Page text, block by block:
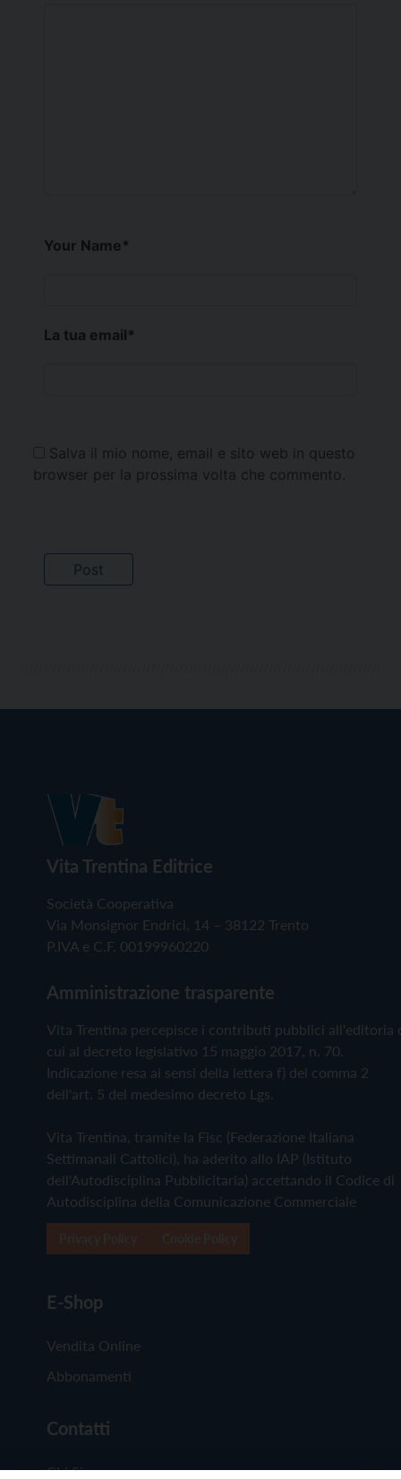
Your Name*
La tua email*
Salva il mio nome, email e sito web in questo
browser per la prossima volta che commento.
Vita Trentina Editrice
Società Cooperativa
Via Monsignor Endrici, 14 – 38122 Trento
P.IVA e C.F. 00199960220
Amministrazione trasparente
Vita Trentina percepisce i contributi pubblici all'editoria
cui al decreto legislativo 15 maggio 2017, n. 70.
Indicazione resa ai sensi della lettera f) del comma 2
dell'art. 5 del medesimo decreto Lgs.
Vita Trentina, tramite la Fisc (Federazione Italiana
Settimanali Cattolici), ha aderito allo IAP (Istituto
dell'Autodisciplina Pubblicitaria) accettando il Codice di
Autodisciplina della Comunicazione Commerciale
E-Shop
Vendita Online
Abbonamenti
Contatti
Chi Siamo